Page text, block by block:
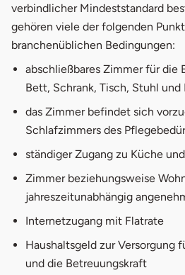
verbindlicher Mindeststandard
gehören viele der folgenden
branchenüblichen Bedingungen:
abschließbares Zimmer für die
Bett, Schrank, Tisch, Stuhl und
das Zimmer befindet sich
Schlafzimmers des
ständiger Zugang zu Küche
Zimmer beziehungsweise
jahreszeitunabhängig
Internetzugang mit Flatrate
Haushaltsgeld zur Versorgung
und die Betreuungskraft